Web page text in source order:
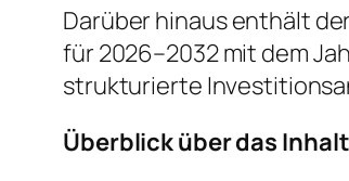
Darüber hinaus enthält
für 2026–2032 mit dem
strukturierte
Überblick über das